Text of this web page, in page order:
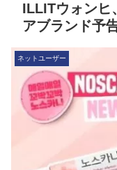
ILLITウォンヒ
アブランド予
ネットユーザー